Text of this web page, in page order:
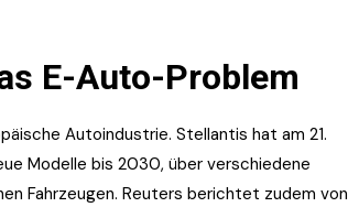
E-Auto-Problem
Autoindustrie. Stellantis hat am 21.
Modelle bis 2030, über verschiedene
Fahrzeugen. Reuters berichtet zudem von